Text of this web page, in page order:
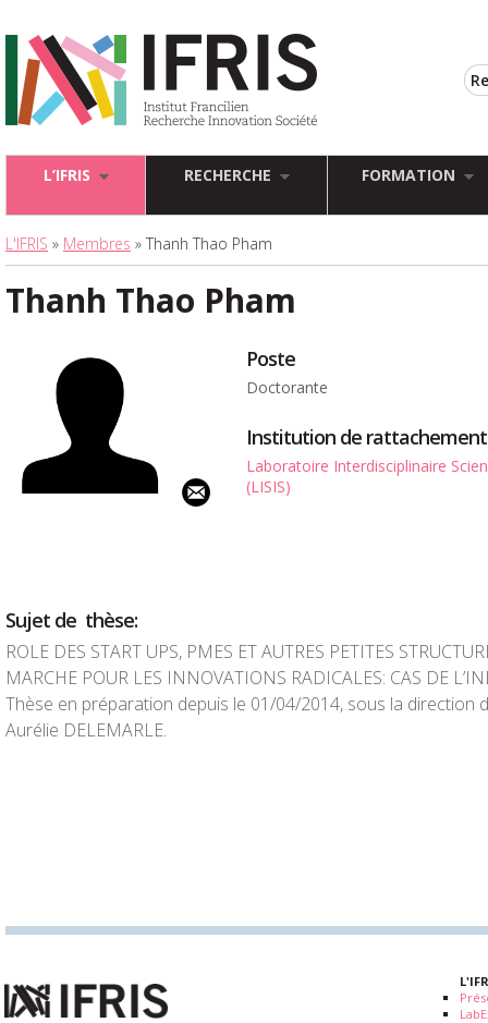
L’IFRIS RECHERCHE FORMATION
L'IFRIS » Membres » Thanh Thao Pham
Thanh Thao Pham
Poste
Doctorante
Institution de rattachement
Laboratoire Interdisciplinaire
(LISIS)
Sujet de thèse:
ROLE DES START UPS, PMES ET AUTRES PETITES
MARCHE POUR LES INNOVATIONS RADICALES: CAS DE
Thèse en préparation depuis le 01/04/2014, sous la direction
Aurélie DELEMARLE.